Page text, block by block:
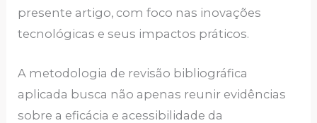
presente artigo, com foco nas inovações
tecnológicas e seus impactos práticos.
A metodologia de revisão bibliográfica
aplicada busca não apenas reunir evidências
sobre a eficácia e acessibilidade da